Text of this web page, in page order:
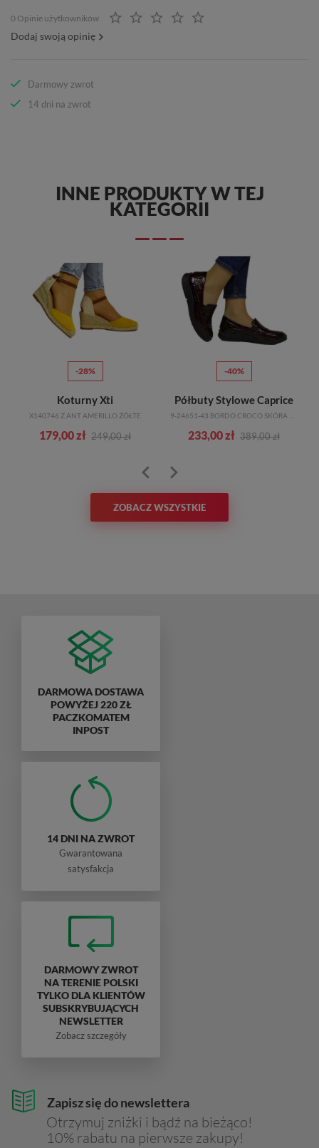
0 Opinie użytkowników
Dodaj swoją opinię
Darmowy zwrot
14 dni na zwrot
INNE PRODUKTY W TEJ
KATEGORII
-28%
Koturny Xti
X140746 Z.ANT AMERILLO ŻÓŁTE
179,00 zł 249,00 zł
-40%
Półbuty Stylowe Caprice
233,00 zł 389,00 zł
ZOBACZ WSZYSTKIE
Zapisz się do newslettera
Otrzymuj zniżki i bądź na bieżąco!
10% rabatu na pierwsze zakupy!
DARMOWA DOSTAWA
POWYŻEJ 220 ZŁ
PACZKOMATEM
INPOST
14 DNI NA ZWROT
Gwarantowana
satysfakcja
DARMOWY ZWROT
NA TERENIE POLSKI
TYLKO DLA KLIENTÓW
SUBSKRYBUJĄCYCH
NEWSLETTER
Zobacz szczegóły